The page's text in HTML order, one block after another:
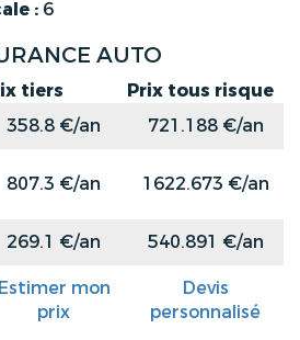
: 6
AUTO
tiers
Prix tous risque
358.8 €/an
721.188 €/an
807.3 €/an 1622.673 €/an
269.1 €/an 540.891 €/an
Estimer mon
prix
Devis
personnalisé